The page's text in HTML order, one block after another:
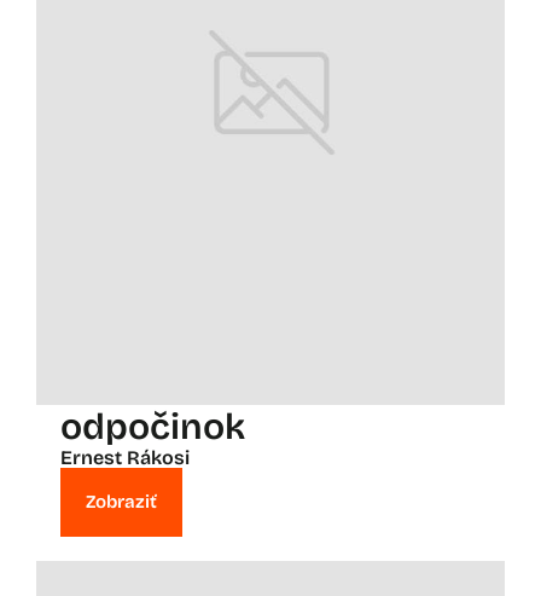
odpočinok
Ernest Rákosi
Zobraziť